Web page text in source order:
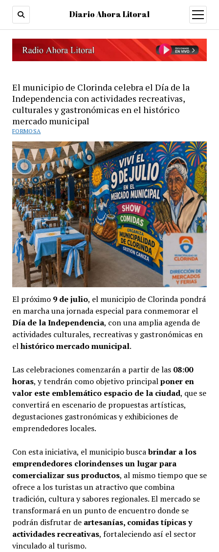
Diario Ahora Litoral
open
menu
El municipio de Clorinda celebra el Día de la
Independencia con actividades recreativas,
culturales y gastronómicas en el histórico
mercado municipal
FORMOSA
El próximo 9 de julio, el municipio de Clorinda pondrá
en marcha una jornada especial para conmemorar el
Día de la Independencia, con una amplia agenda de
actividades culturales, recreativas y gastronómicas en
elhistórico mercado municipal.
Las celebraciones comenzarán a partir de las 08:00
horas, y tendrán como objetivo principalponer en
valor este emblemático espacio de la ciudad, que se
convertirá en escenario de propuestas artísticas,
degustaciones gastronómicas y exhibiciones de
emprendedores locales.
Con esta iniciativa, el municipio buscabrindar a los
emprendedores clorindenses un lugar para
comercializar sus productos, al mismo tiempo que se
ofrece a los turistas un atractivo que combina
tradición, cultura y sabores regionales. El mercado se
transformará en un punto de encuentro donde se
podrán disfrutar de artesanías, comidas típicas y
actividades recreativas, fortaleciendo así el sector
vinculado al turismo.